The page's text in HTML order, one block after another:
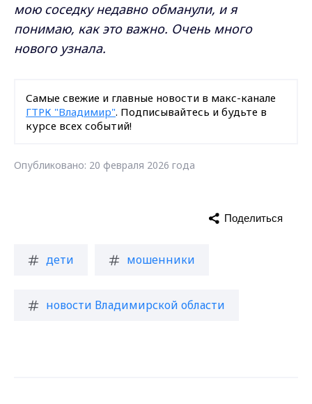
мою соседку недавно обманули, и я
понимаю, как это важно. Очень много
нового узнала.
Самые свежие и главные новости в макс-канале
ГТРК "Владимир". Подписывайтесь и будьте в
курсе всех событий!
Опубликовано: 20 февраля 2026 года
дети мошенники
новости Владимирской области
Поделиться